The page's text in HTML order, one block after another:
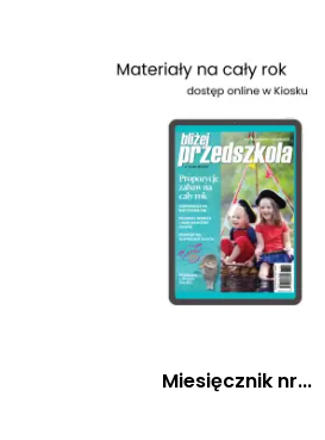
Miesięcznik nr...